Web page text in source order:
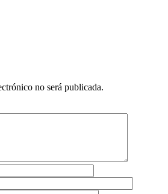
no será publicada.